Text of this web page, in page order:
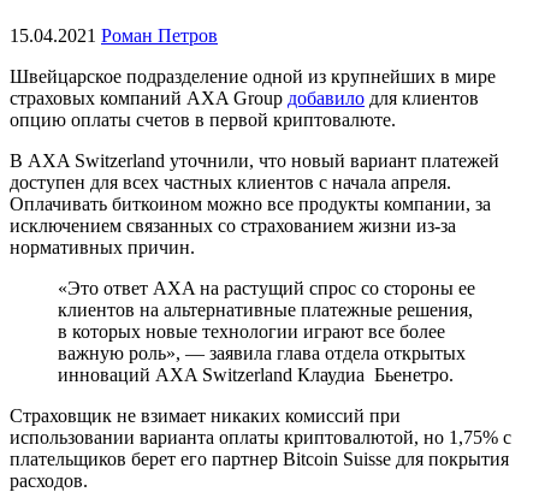
15.04.2021 Роман Петров
Швейцарское подразделение одной из крупнейших в мире
страховых компаний AXA Group добавило для клиентов
опцию оплаты счетов в первой криптовалюте.
В AXA Switzerland уточнили, что новый вариант платежей
доступен для всех частных клиентов с начала апреля.
Оплачивать биткоином можно все продукты компании, за
исключением связанных со страхованием жизни из-за
нормативных причин.
«Это ответ AXA на растущий спрос со стороны ее
клиентов на альтернативные платежные решения,
в которых новые технологии играют все более
важную роль», — заявила глава отдела открытых
инноваций AXA Switzerland Клаудиа Бьенетро.
Страховщик не взимает никаких комиссий при
использовании варианта оплаты криптовалютой, но 1,75% с
плательщиков берет его партнер Bitcoin Suisse для покрытия
расходов.